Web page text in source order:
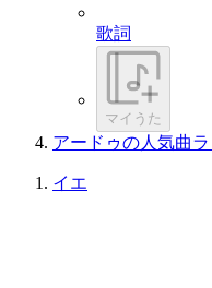
歌詞
マイうた
アードゥの人気曲
イエ